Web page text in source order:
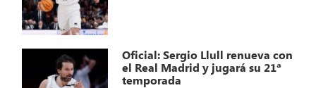
Oficial: Sergio Llull renueva con
el Real Madrid y jugará su 21ª
temporada